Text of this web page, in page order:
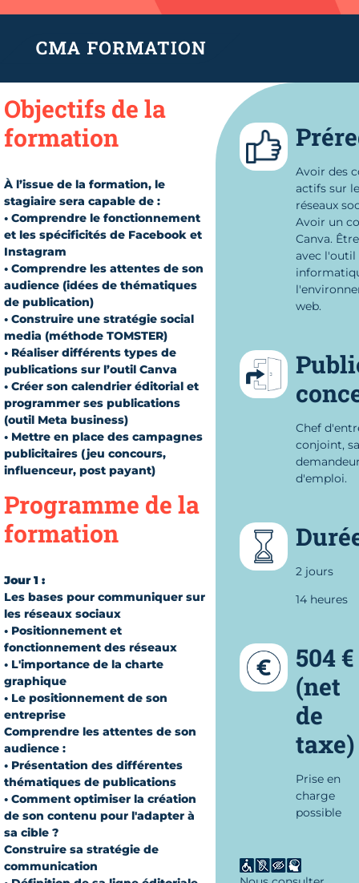
Objectifs de la
formation
À l’issue de la formation, le
stagiaire sera capable de :
• Comprendre le fonctionnement
et les spécificités de Facebook et
Instagram
• Comprendre les attentes de son
audience (idées de thématiques
de publication)
• Construire une stratégie social
media (méthode TOMSTER)
• Réaliser différents types de
publications sur l’outil Canva
• Créer son calendrier éditorial et
programmer ses publications
(outil Meta business)
• Mettre en place des campagnes
publicitaires (jeu concours,
influenceur, post payant)
Programme de la
formation
Jour 1 :
Les bases pour communiquer sur
les réseaux sociaux
• Positionnement et
fonctionnement des réseaux
• L'importance de la charte
graphique
• Le positionnement de son
entreprise
Comprendre les attentes de son
audience :
• Présentation des différentes
thématiques de publications
• Comment optimiser la création
de son contenu pour l'adapter à
sa cible ?
Construire sa stratégie de
communication
Avoir des
actifs sur
réseaux
Avoir un
Canva.
avec l'outil
web.
Chef
conjoint,
d'emploi.
2 jours
14 heures
504 €
(net
de
taxe)
Prise en
charge
possible